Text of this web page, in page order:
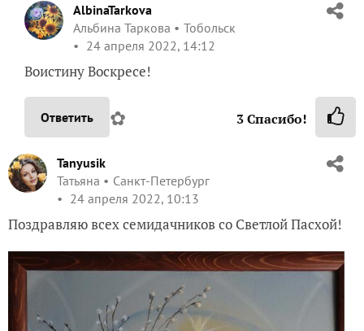
AlbinaTarkova
Альбина Таркова
Тобольск
24 апреля 2022, 14:12
Воистину Воскресе!
Ответить ✿ 3Спасибо!
Tanyusik
Татьяна
Санкт-Петербург
24 апреля 2022, 10:13
Поздравляю всех семидачников со Светлой Пасхой!